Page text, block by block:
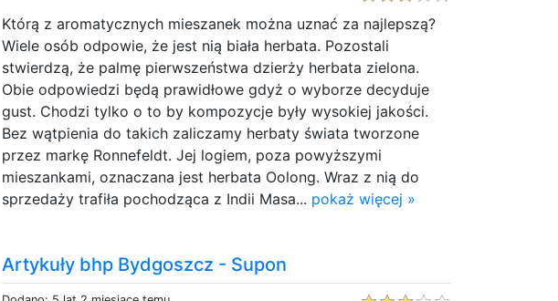
Którą z aromatycznych mieszanek można uznać za najlepszą?
Wiele osób odpowie, że jest nią biała herbata. Pozostali
stwierdzą, że palmę pierwszeństwa dzierży herbata zielona.
Obie odpowiedzi będą prawidłowe gdyż o wyborze decyduje
gust. Chodzi tylko o to by kompozycje były wysokiej jakości.
Bez wątpienia do takich zaliczamy herbaty świata tworzone
przez markę Ronnefeldt. Jej logiem, poza powyższymi
mieszankami, oznaczana jest herbata Oolong. Wraz z nią do
sprzedaży trafiła pochodząca z Indii Masa... pokaż więcej »
Artykuły bhp Bydgoszcz - Supon